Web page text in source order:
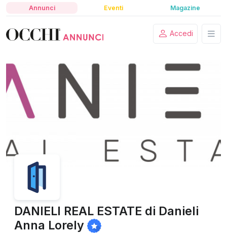
Annunci Eventi Magazine
Accedi
DANIELI REAL ESTATE di Danieli
Anna Lorely